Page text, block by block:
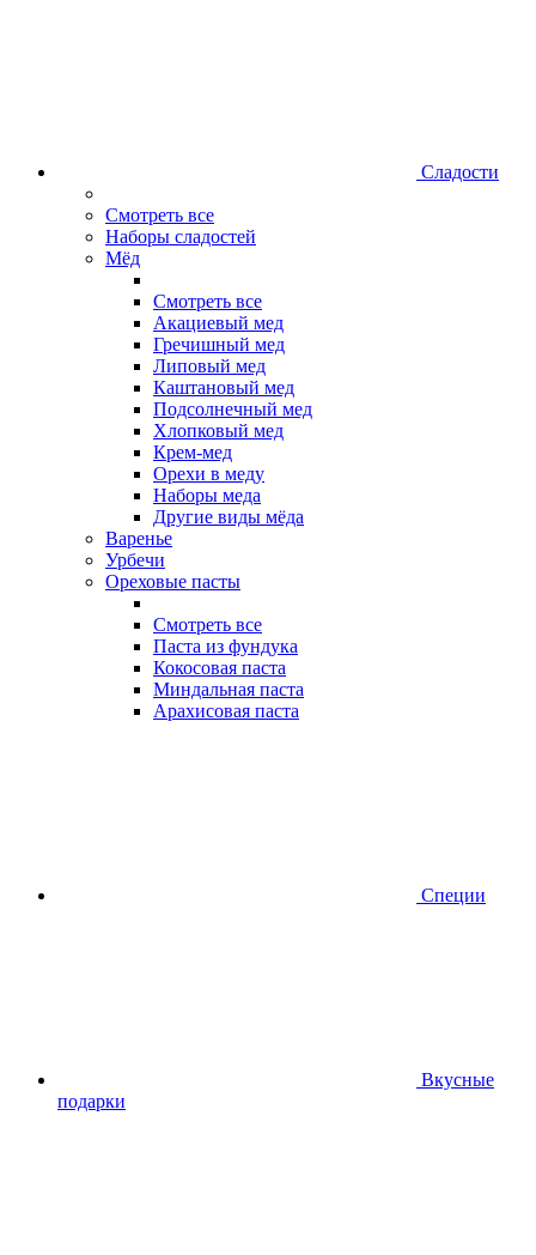
Сладости
Смотреть все
Наборы сладостей
Мёд
Смотреть все
Акациевый мед
Гречишный мед
Липовый мед
Каштановый мед
Подсолнечный мед
Хлопковый мед
Крем-мед
Орехи в меду
Наборы меда
Другие виды мёда
Варенье
Урбечи
Ореховые пасты
Смотреть все
Паста из фундука
Кокосовая паста
Миндальная паста
Арахисовая паста
Специи
Вкусные
подарки